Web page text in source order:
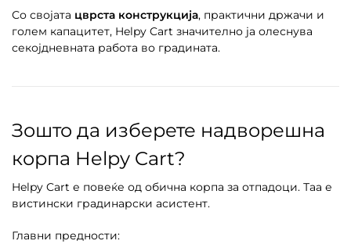
Со својата цврста конструкција, практични држачи и
голем капацитет, Helpy Cart значително ја олеснува
секојдневната работа во градината.
Зошто да изберете надворешна
корпа Helpy Cart?
Helpy Cart е повеќе од обична корпа за отпадоци. Таа е
вистински градинарски асистент.
Главни предности: